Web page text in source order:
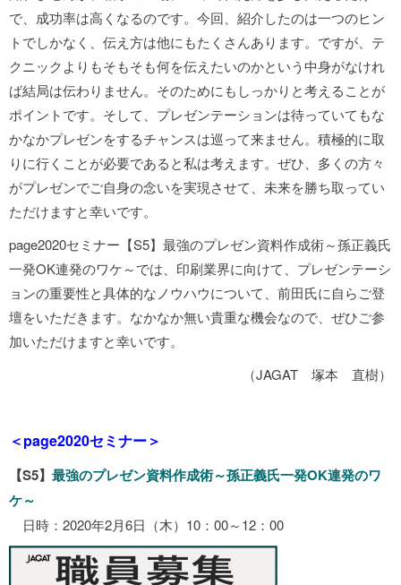
で、成功率は高くなるのです。今回、紹介したのは一つのヒン
トでしかなく、伝え方は他にもたくさんあります。ですが、テ
クニックよりもそもそも何を伝えたいのかという中身がなけれ
ば結局は伝わりません。そのためにもしっかりと考えることが
ポイントです。そして、プレゼンテーションは待っていてもな
かなかプレゼンをするチャンスは巡って来ません。積極的に取
りに行くことが必要であると私は考えます。ぜひ、多くの方々
がプレゼンでご自身の念いを実現させて、未来を勝ち取ってい
ただけますと幸いです。
page2020セミナー【S5】最強のプレゼン資料作成術～孫正義氏
一発OK連発のワケ～では、印刷業界に向けて、プレゼンテーシ
ョンの重要性と具体的なノウハウについて、前田氏に自らご登
壇をいただきます。なかなか無い貴重な機会なので、ぜひご参
加いただけますと幸いです。
（JAGAT 塚本 直樹）
＜page2020セミナー＞
【S5】 最強のプレゼン資料作成術～孫正義氏一発OK連発のワ
ケ～
日時：2020年2月6日（木）10：00～12：00